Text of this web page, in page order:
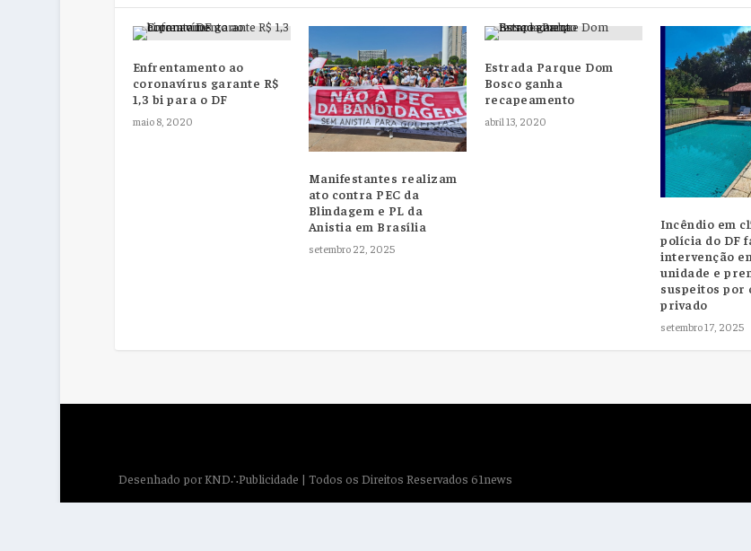
Enfrentamento ao
coronavírus garante R$
1,3 bi para o DF
maio 8, 2020
Manifestantes realizam
ato contra PEC da
Blindagem e PL da
Anistia em Brasília
setembro 22, 2025
Estrada Parque Dom
Bosco ganha
recapeamento
abril 13, 2020
Incêndio em
polícia do DF
intervenção
unidade e
suspeitos por
privado
setembro 17, 2025
Desenhado porKND∴Publicidade | Todos os Direitos Reservados 61news